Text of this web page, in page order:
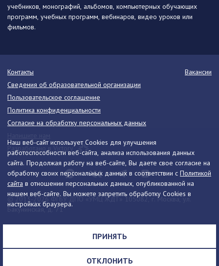
Наш веб-сайт использует Cookies для улучшения
работоспособности веб-сайта, анализа использования данных
сайта. Продолжая работу на веб-сайте, Вы даете свое согласие на
обработку своих персональных данных в соответствии с Политикой
сайта в отношении персональных данных, опубликованной на
нашем веб-сайте. Вы можете запретить обработку Cookies в
настройках браузера.
ПРИНЯТЬ
ОТКЛОНИТЬ
учебников, монографий, альбомов, компьютерных обучающих
программ, учебных программ, вебинаров, видео уроков или
фильмов.
© 2013-2026 ФГБУ ДПО «УМЦ ЖДТ» 105082, г. Москва, ул.
Бакунинская, д. 71
Телефон:8 (495) 739-00-30 info@umczdt.ru
схема проезда
Контакты
Вакансии
Сведения об образовательной организации
Пользовательское соглашение
Политика конфиденциальности
Согласие на обработку персональных данных
Разработано в Victory